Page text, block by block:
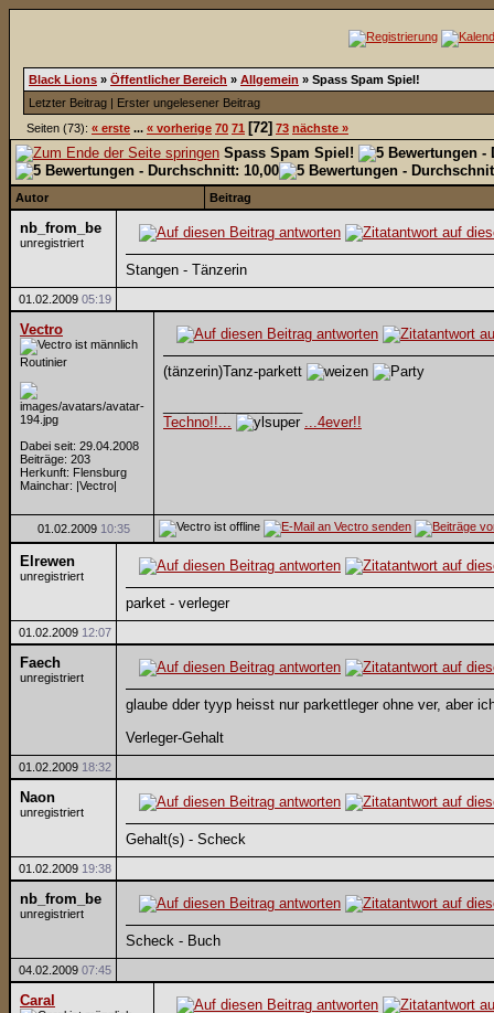
Black Lions » Öffentlicher Bereich » Allgemein » Spass Spam Spiel!
Letzter Beitrag | Erster ungelesener Beitrag
Seiten (73): « erste ... « vorherige 70 71 [72] 73 nächste »
Spass Spam Spiel!
Autor Beitrag
nb_from_be
unregistriert
Stangen - Tänzerin
01.02.2009 05:19
Vectro
Routinier
Dabei seit: 29.04.2008
Beiträge: 203
Herkunft: Flensburg
Mainchar: |Vectro|
(tänzerin)Tanz-parkett
Techno!!...
...4ever!!
01.02.2009 10:35
Elrewen
unregistriert
parket - verleger
01.02.2009 12:07
Faech
unregistriert
glaube dder tyyp heisst nur parkettleger ohne ver, aber
Verleger-Gehalt
01.02.2009 18:32
Naon
unregistriert
Gehalt(s) - Scheck
01.02.2009 19:38
nb_from_be
unregistriert
Scheck - Buch
04.02.2009 07:45
Caral